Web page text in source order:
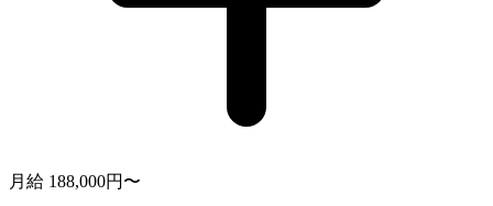
月給 188,000円〜